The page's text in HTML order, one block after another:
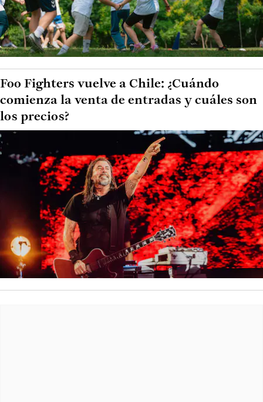
Foo Fighters vuelve a Chile: ¿Cuándo
comienza la venta de entradas y cuáles son
los precios?